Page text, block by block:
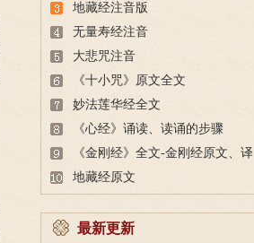
地藏经注音版
无量寿经注音
大悲咒注音
《十小咒》原文全文
妙法莲华经全文
《心经》诵读、读诵的步骤
《金刚经》全文-金刚经原文、译
文及释意
地藏经原文
最新更新